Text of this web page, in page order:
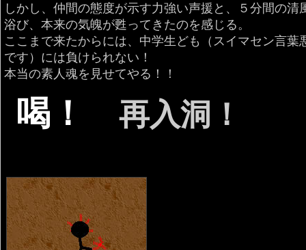
しかし、仲間の態度が示す力強い声援と、５分間の清
浴び、本来の気魄が甦ってきたのを感じる。
ここまで来たからには、中学生ども（スイマセン言葉
です）には負けられない！
本当の素人魂を見せてやる！！
喝！ 再入洞！